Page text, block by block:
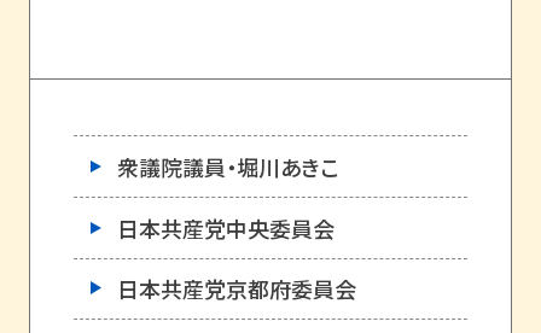
衆議院議員・堀川あきこ
日本共産党中央委員会
日本共産党京都府委員会